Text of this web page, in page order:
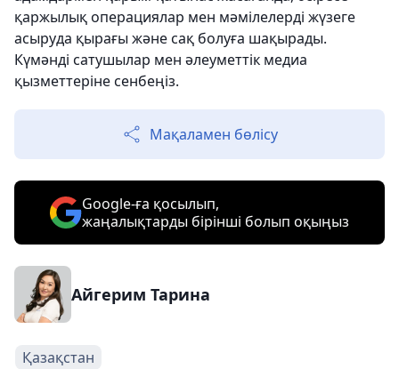
қаржылық операциялар мен мәмілелерді жүзеге
асыруда қырағы және сақ болуға шақырады.
Күмәнді сатушылар мен әлеуметтік медиа
қызметтеріне сенбеңіз.
Мақаламен бөлісу
Google-ға қосылып,
жаңалықтарды бірінші болып оқыңыз
Айгерим Тарина
Қазақстан